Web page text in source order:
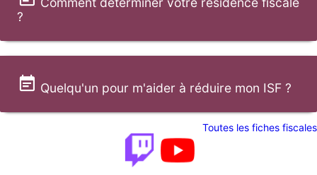
?
Quelqu'un pour m'aider à réduire mon ISF ?
Toutes les fiches fiscales